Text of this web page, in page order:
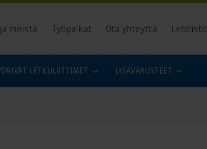
meistä Työpaikat Ota yhteyttä Lehdistö
LETKULIITTIMET LISÄVARUSTEET